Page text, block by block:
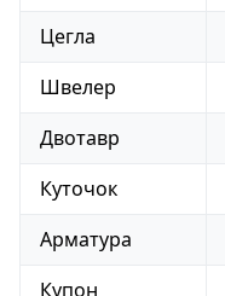
Цегла
Швелер
Двотавр
Куточок
Арматура
Купон